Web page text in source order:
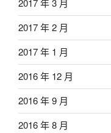
2017 年 3 月
2017 年 2 月
2017 年 1 月
2016 年 12 月
2016 年 9 月
2016 年 8 月